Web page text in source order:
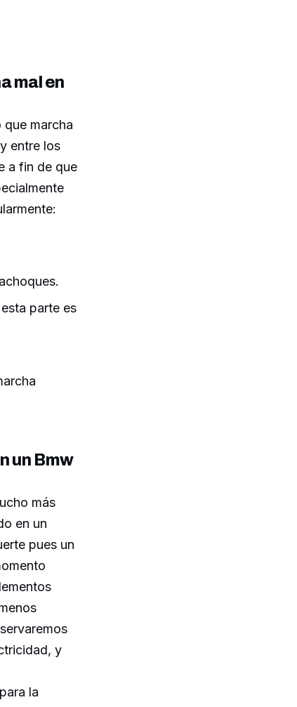
mal en
que marcha
entre los
a fin de que
parte es
un Bmw
más
en un
pues un
y
la